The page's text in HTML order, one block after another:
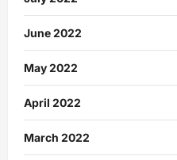
June 2022
May 2022
April 2022
March 2022